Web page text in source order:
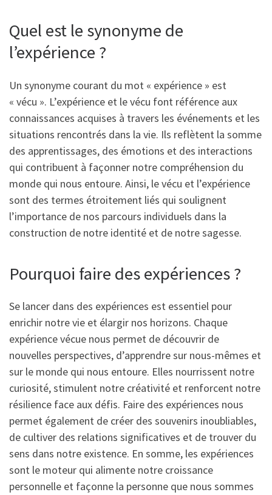
Quel est le synonyme de
l’expérience ?
Un synonyme courant du mot « expérience » est
« vécu ». L’expérience et le vécu font référence aux
connaissances acquises à travers les événements et les
situations rencontrés dans la vie. Ils reflètent la somme
des apprentissages, des émotions et des interactions
qui contribuent à façonner notre compréhension du
monde qui nous entoure. Ainsi, le vécu et l’expérience
sont des termes étroitement liés qui soulignent
l’importance de nos parcours individuels dans la
construction de notre identité et de notre sagesse.
Pourquoi faire des expériences ?
Se lancer dans des expériences est essentiel pour
enrichir notre vie et élargir nos horizons. Chaque
expérience vécue nous permet de découvrir de
nouvelles perspectives, d’apprendre sur nous-mêmes et
sur le monde qui nous entoure. Elles nourrissent notre
curiosité, stimulent notre créativité et renforcent notre
résilience face aux défis. Faire des expériences nous
permet également de créer des souvenirs inoubliables,
de cultiver des relations significatives et de trouver du
sens dans notre existence. En somme, les expériences
sont le moteur qui alimente notre croissance
personnelle et façonne la personne que nous sommes